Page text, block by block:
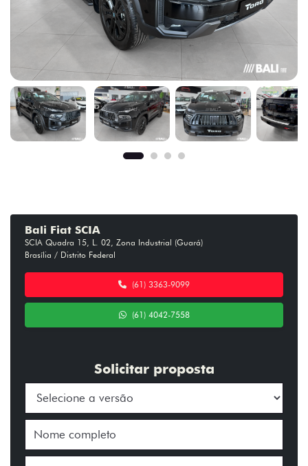
Bali Fiat SCIA
SCIA Quadra 15, L. 02, Zona Industrial (Guará)
Brasília / Distrito Federal
(61) 3363-9099
(61) 4042-7558
Solicitar proposta